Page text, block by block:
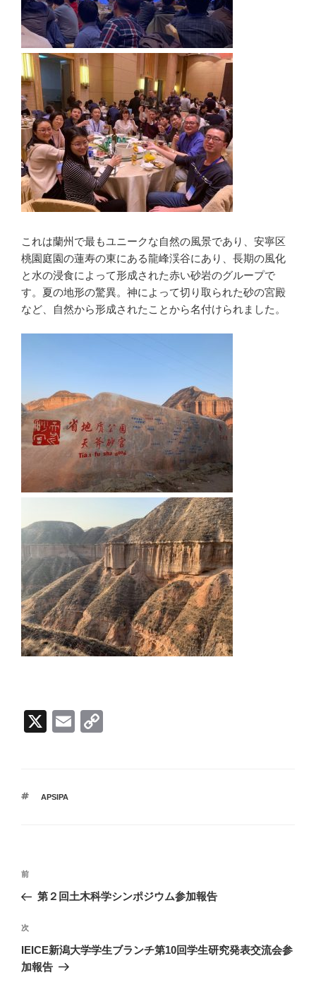
これは蘭州で最もユニークな自然の風景であり、安寧区
桃園庭園の蓮寿の東にある龍峰渓谷にあり、長期の風化
と水の浸食によって形成された赤い砂岩のグループで
す。夏の地形の驚異。神によって切り取られた砂の宮殿
など、自然から形成されたことから名付けられました。
X
E
タ
APSIPA
投
ビ
ゲ
ー
前
の
稿
前
第２回土木科学シンポジウム参加報告
次
の
投
次
IEICE新潟大学学生ブランチ第10回学生研究発表交流会参
加報告